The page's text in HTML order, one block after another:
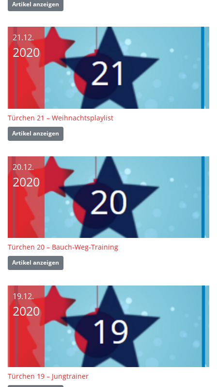
Artikel anzeigen
21.12.
2020
Türchen 21 – Weihnachtsplaylist
Artikel anzeigen
20.12.
2020
Türchen 20 – Bauch-Weg-Training
Artikel anzeigen
19.12.
2020
Türchen 19 – Jungtrainer